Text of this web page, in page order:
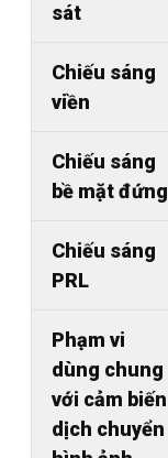
sát
Chiếu sáng
viền
Chiếu sáng
bề mặt đứng
Chiếu sáng
PRL
Phạm vi
dùng chung
với cảm biến
dịch chuyển